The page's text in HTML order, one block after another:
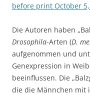
before print October
Die Autoren haben
Drosophila-Arten (D.
aufgenommen und
Genexpression in
beeinflussen. Die
die die Männchen mit